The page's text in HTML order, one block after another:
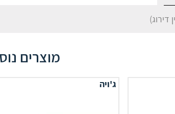
דירוג)
מוצרים
ג'ויה